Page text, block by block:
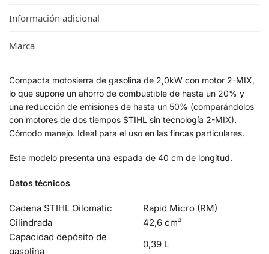
Información adicional
Marca
Compacta motosierra de gasolina de 2,0kW con motor 2-MIX,
lo que supone un ahorro de combustible de hasta un 20% y
una reducción de emisiones de hasta un 50% (comparándolos
con motores de dos tiempos STIHL sin tecnología 2-MIX).
Cómodo manejo. Ideal para el uso en las fincas particulares.
Este modelo presenta una espada de 40 cm de longitud.
Datos técnicos
Cadena STIHL Oilomatic
Rapid Micro (RM)
Cilindrada
42,6 cm³
Capacidad depósito de
gasolina
0,39 L